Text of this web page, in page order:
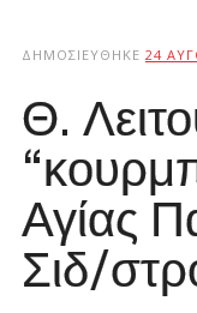
ΔΗΜΟΣΙΕΎΘΗΚΕ 24
Θ.
Αγίας
Σιδ/